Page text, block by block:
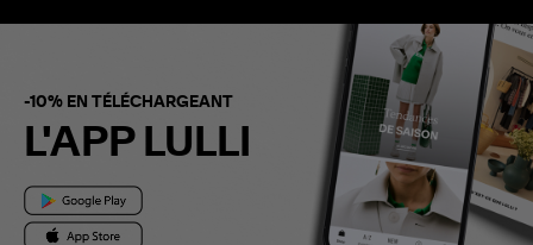
-10% EN TÉLÉCHARGEANT
L'APP LULLI